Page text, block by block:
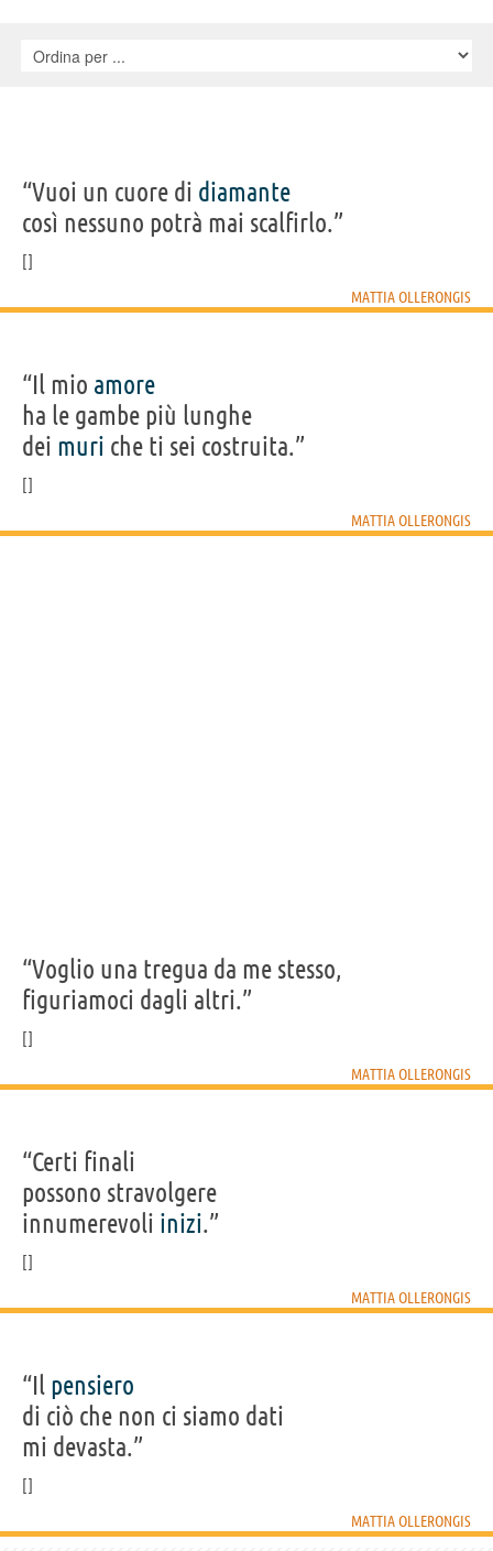
“Vuoi un cuore di diamante
così nessuno potrà mai scalfirlo.”
MATTIA OLLERONGIS
“Il mio amore
ha le gambe più lunghe
dei muri che ti sei costruita.”
MATTIA OLLERONGIS
“Voglio una tregua da me stesso,
figuriamoci dagli altri.”
MATTIA OLLERONGIS
“Certi finali
possono stravolgere
innumerevoli inizi.”
MATTIA OLLERONGIS
“Il pensiero
di ciò che non ci siamo dati
mi devasta.”
MATTIA OLLERONGIS